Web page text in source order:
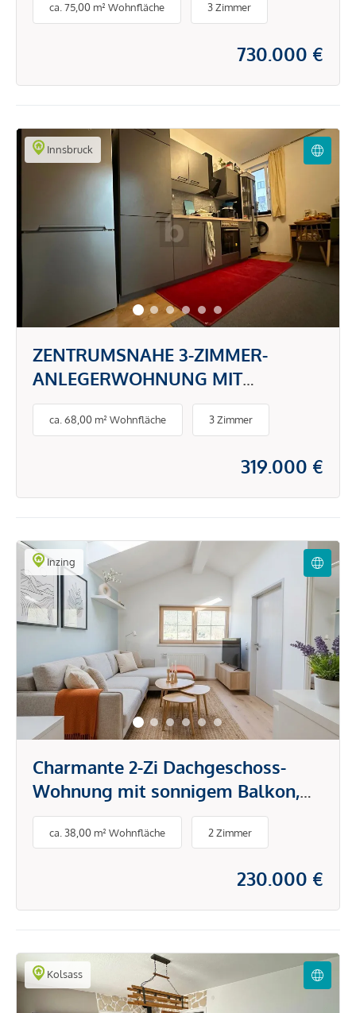
ca. 75,00 m² Wohnfläche 3 Zimmer
730.000 €
Innsbruck
ZENTRUMSNAHE 3-ZIMMER-
ANLEGERWOHNUNG MIT
CASHFLOW AB TAG 1
ca. 68,00 m² Wohnfläche 3 Zimmer
319.000 €
Inzing
Charmante 2-Zi Dachgeschoss-
Wohnung mit sonnigem Balkon,
Solar & Parkplatz in Inzing
ca. 38,00 m² Wohnfläche 2 Zimmer
230.000 €
Kolsass